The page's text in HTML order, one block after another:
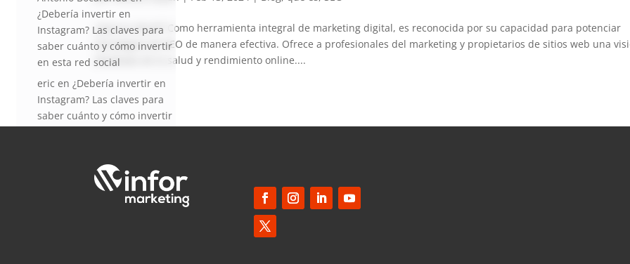
¿Qué es Ahref? Como herramienta integral de marketing digital, es reconocida por su capacidad para potenciar
estrategias de SEO de manera efectiva. Ofrece a profesionales del marketing y propietarios de sitios web una
detallada de la salud y rendimiento online....
¿Debería invertir en
Instagram? Las claves para
saber cuánto y cómo invertir
en esta red social
eric en ¿Debería invertir en
Instagram? Las claves para
saber cuánto y cómo invertir
Instagram? Las claves para
saber cuánto y cómo invertir